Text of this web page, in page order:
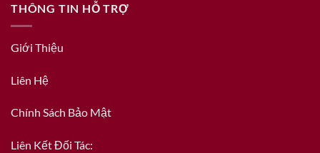
THÔNG TIN HỖ TRỢ
Giới Thiệu
Liên Hệ
Chính Sách Bảo Mật
Liên Kết Đối Tác: